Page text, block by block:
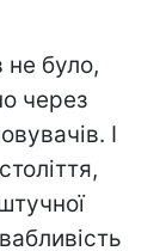
було,
через
І